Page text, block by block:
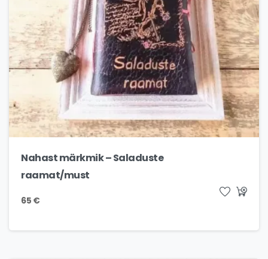
Nahast märkmik – Saladuste
raamat/must
65 €